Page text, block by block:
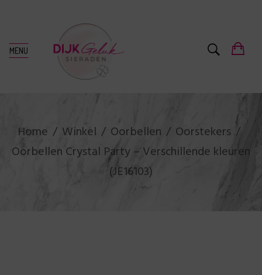
MENU
Home Winkel Oorbellen
Oorstekers
Oorbellen Crystal Party – Verschillende kleuren
(JE16103)